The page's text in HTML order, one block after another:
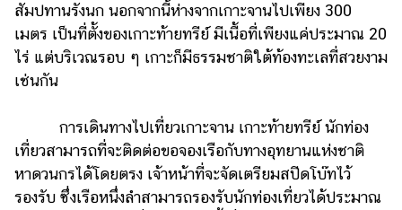
สัมปทานรังนก นอกจากนี้ห่างจากเกาะจานไปเพียง 300
เมตร เป็นที่ตั้งของเกาะท้ายทรีย์ มีเนื้อที่เพียงแค่ประมาณ 20
ไร่ แต่บริเวณรอบ ๆ เกาะก็มีธรรมชาติใต้ท้องทะเลที่สวยงาม
เช่นกัน
การเดินทางไปเที่ยวเกาะจาน เกาะท้ายทรีย์ นักท่อง
เที่ยวสามารถที่จะติดต่อขอจองเรือกับทางอุทยานแห่งชาติ
หาดวนกรได้โดยตรง เจ้าหน้าที่จะจัดเตรียมสปีดโบ๊ทไว้
รองรับ ซึ่งเรือหนึ่งลำสามารถรองรับนักท่องเที่ยวได้ประมาณ